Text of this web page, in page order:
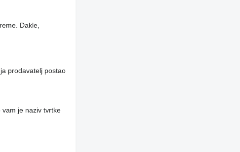
Dakle,
prodavatelj postao
je naziv tvrtke